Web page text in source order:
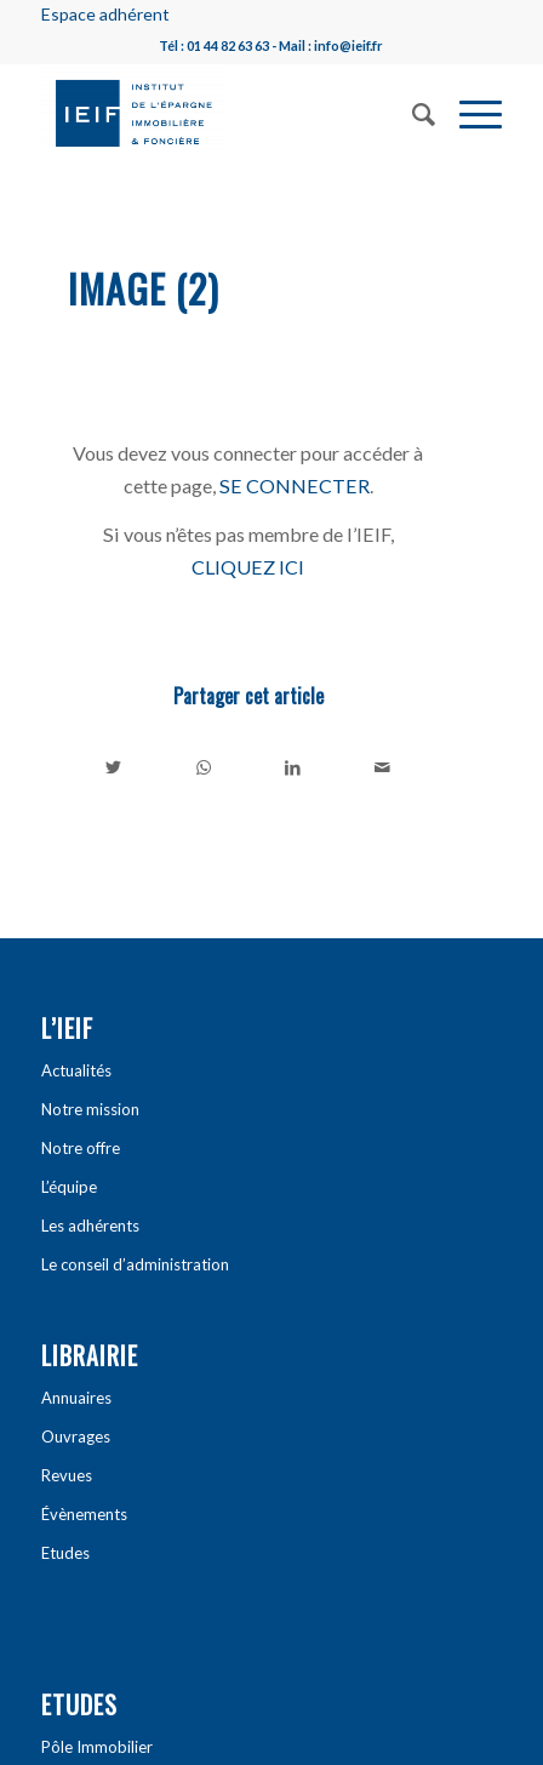
Espace adhérent
Tél : 01 44 82 63 63 - Mail : info@ieif.fr
IMAGE (2)
Vous devez vous connecter pour accéder à
cette page, SE CONNECTER
Si vous n’êtes pas membre de l’IEIF,
CLIQUEZ ICI
Partager cet article
L’IEIF
Actualités
Notre mission
Notre offre
L’équipe
Les adhérents
Le conseil d’administration
LIBRAIRIE
Annuaires
Ouvrages
Revues
Évènements
Etudes
ETUDES
Pôle Immobilier